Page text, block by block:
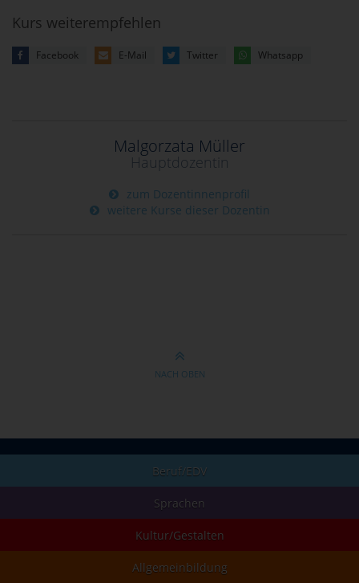
Kurs weiterempfehlen
Facebook E-Mail Twitter Whatsapp
Malgorzata Müller
Hauptdozentin
zum Dozentinnenprofil
weitere Kurse dieser Dozentin
NACH OBEN
Beruf/EDV
Sprachen
Kultur/Gestalten
Allgemeinbildung